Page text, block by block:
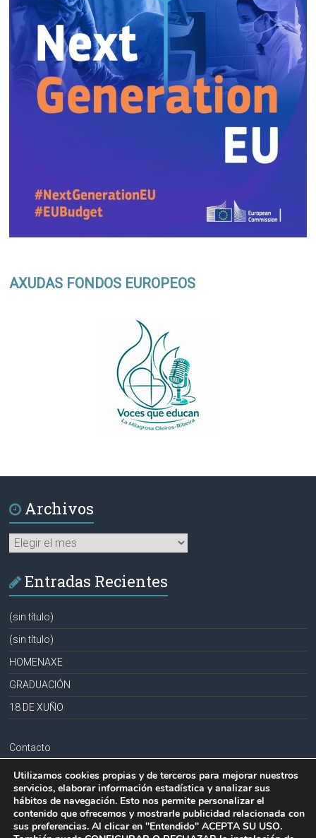
AXUDAS FONDOS EUROPEOS
Archivos
Archivos
Entradas Recientes
(sin título)
(sin título)
HOMENAXE
GRADUACIÓN
18 DE XUÑO
Contacto
Aviso legal
Política de privacidad
Política de cookies
Utilizamos cookies propias y de terceros para mejorar nuestros
servicios, elaborar información estadística y analizar sus
hábitos de navegación. Esto nos permite personalizar el
contenido que ofrecemos y mostrarle publicidad relacionada con
sus preferencias. Al clicar en "Entendido" ACEPTA SU USO.